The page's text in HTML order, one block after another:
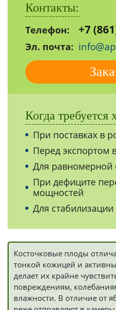
Контакты:
Телефон: +7
Эл. почта:
Когда требуется
При поставках в
Перед экспортом
Для равномерной
При дефиците
мощностей
Для
Косточковые плоды
тонкой кожицей и
делает их крайне
повреждениям,
влажности. В отличие от